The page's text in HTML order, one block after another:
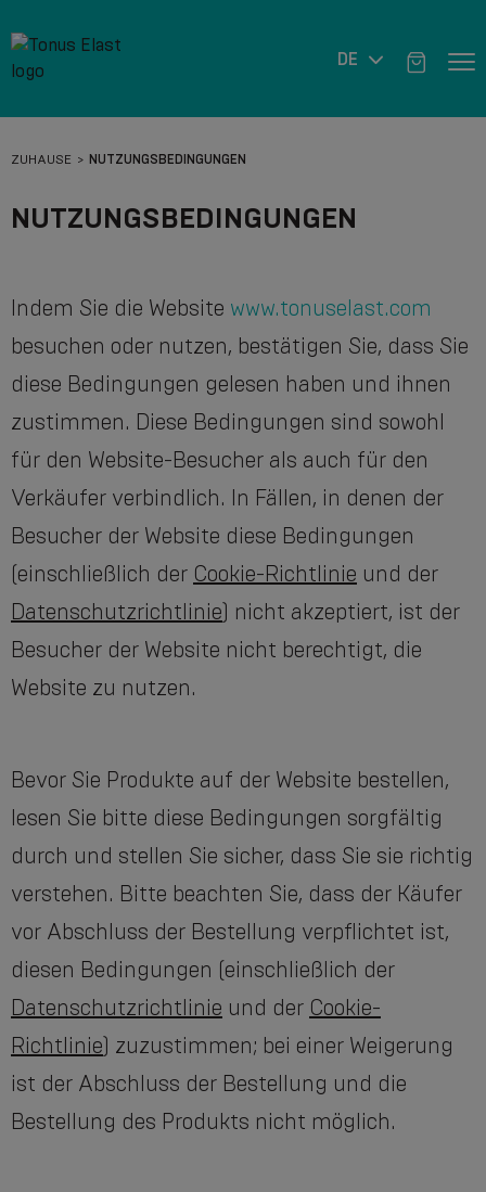
DE
ZUHAUSE NUTZUNGSBEDINGUNGEN
NUTZUNGSBEDINGUNGEN
Indem Sie die Website www.tonuselast.com
besuchen oder nutzen, bestätigen Sie, dass Sie
diese Bedingungen gelesen haben und ihnen
zustimmen. Diese Bedingungen sind sowohl
für den Website-Besucher als auch für den
Verkäufer verbindlich. In Fällen, in denen der
Besucher der Website diese Bedingungen
(einschließlich der Cookie-Richtlinie und der
Datenschutzrichtlinie) nicht akzeptiert, ist der
Besucher der Website nicht berechtigt, die
Website zu nutzen.
Bevor Sie Produkte auf der Website bestellen,
lesen Sie bitte diese Bedingungen sorgfältig
durch und stellen Sie sicher, dass Sie sie richtig
verstehen. Bitte beachten Sie, dass der Käufer
vor Abschluss der Bestellung verpflichtet ist,
diesen Bedingungen (einschließlich der
Datenschutzrichtlinie und der Cookie-
Richtlinie) zuzustimmen; bei einer Weigerung
ist der Abschluss der Bestellung und die
Bestellung des Produkts nicht möglich.